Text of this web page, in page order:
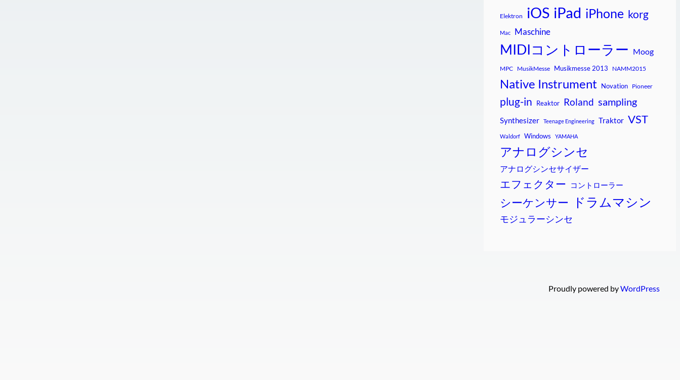
Elektron iOS iPad iPhone korg
Mac Maschine
MIDIコントローラー Moog
MPC MusikMesse Musikmesse 2013 NAMM2015
Native Instrument Novation Pioneer
plug-in Reaktor Roland sampling
Synthesizer Teenage Engineering Traktor VST
Waldorf Windows YAMAHA
アナログシンセ
アナログシンセサイザー
エフェクター コントローラー
シーケンサー ドラムマシン
モジュラーシンセ
Proudly powered byWordPress